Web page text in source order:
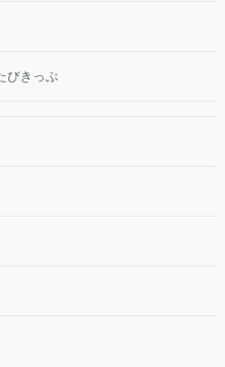
びきっぷ